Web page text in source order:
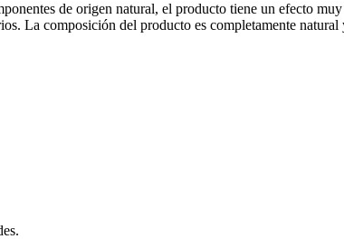
de origen natural, el producto tiene un efecto
La composición del producto es completamente